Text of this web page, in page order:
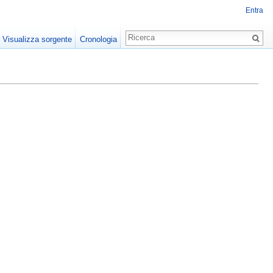
Entra
Visualizza sorgente Cronologia